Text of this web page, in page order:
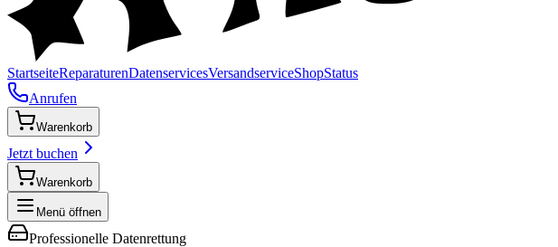
StartseiteReparaturenDatenservicesVersandserviceShopStatus
Anrufen
Warenkorb
Jetzt buchen
Warenkorb
Menü öffnen
Professionelle Datenrettung